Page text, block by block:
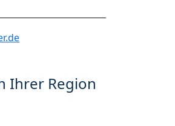
Ihrer Region